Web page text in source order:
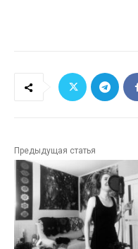
Предыдущая статья